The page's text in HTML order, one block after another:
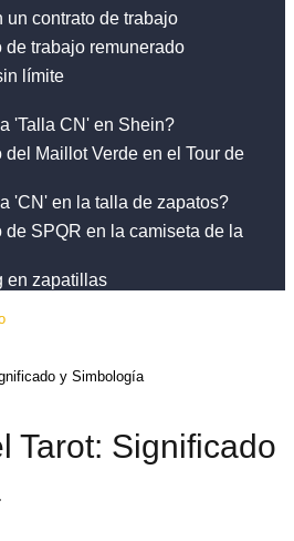
un contrato de trabajo
de trabajo remunerado
límite
'Talla CN' en Shein?
del Maillot Verde en el Tour de
'CN' en la talla de zapatos?
de SPQR en la camiseta de la
en zapatillas
y Simbología
Tarot: Significado